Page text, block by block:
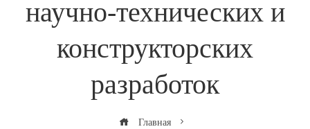
научно-технических и
конструкторских
разработок
Главная